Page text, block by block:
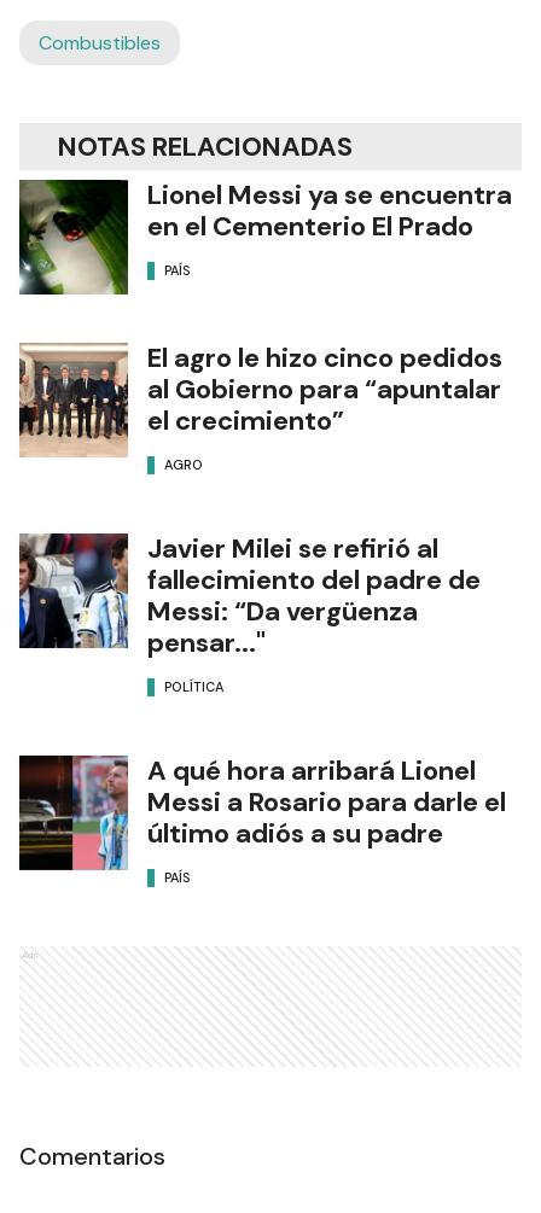
Combustibles
NOTAS RELACIONADAS
Lionel Messi ya se encuentra
en el Cementerio El Prado
PAÍS
El agro le hizo cinco pedidos
al Gobierno para “apuntalar
el crecimiento”
AGRO
Javier Milei se refirió al
fallecimiento del padre de
Messi: “Da vergüenza
pensar..."
POLÍTICA
A qué hora arribará Lionel
Messi a Rosario para darle el
último adiós a su padre
PAÍS
Ads
Comentarios